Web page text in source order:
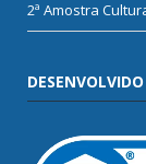
2ª Amostra